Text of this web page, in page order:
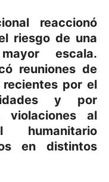
reaccionó
riesgo de una
escala.
reuniones de
recientes por el
y por
violaciones al
humanitario
en distintos